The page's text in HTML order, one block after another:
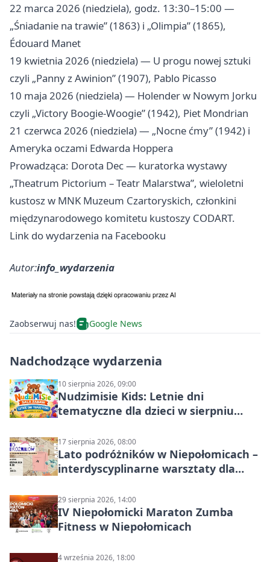
22 marca 2026 (niedziela), godz. 13:30–15:00 —
„Śniadanie na trawie” (1863) i „Olimpia” (1865),
Édouard Manet
19 kwietnia 2026 (niedziela) — U progu nowej sztuki
czyli „Panny z Awinion” (1907), Pablo Picasso
10 maja 2026 (niedziela) — Holender w Nowym Jorku
czyli „Victory Boogie‑Woogie” (1942), Piet Mondrian
21 czerwca 2026 (niedziela) — „Nocne ćmy” (1942) i
Ameryka oczami Edwarda Hoppera
Prowadząca: Dorota Dec — kuratorka wystawy
„Theatrum Pictorium – Teatr Malarstwa”, wieloletni
kustosz w MNK Muzeum Czartoryskich, członkini
międzynarodowego komitetu kustoszy CODART.
Link do wydarzenia na Facebooku
Autor:info_wydarzenia
Zaobserwuj nas! Google News
Nadchodzące wydarzenia
10 sierpnia 2026, 09:00
Nudzimisie Kids: Letnie dni
tematyczne dla dzieci w sierpniu
17 sierpnia 2026, 08:00
Lato podróżników w Niepołomicach –
interdyscyplinarne warsztaty dla
29 sierpnia 2026, 14:00
IV Niepołomicki Maraton Zumba
Fitness w Niepołomicach
4 września 2026, 18:00